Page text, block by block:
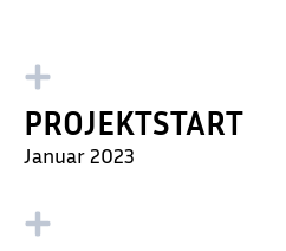
PROJEKTSTART
Januar 2023